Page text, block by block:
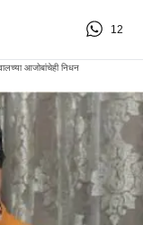
12
आजोबांचेही निधन